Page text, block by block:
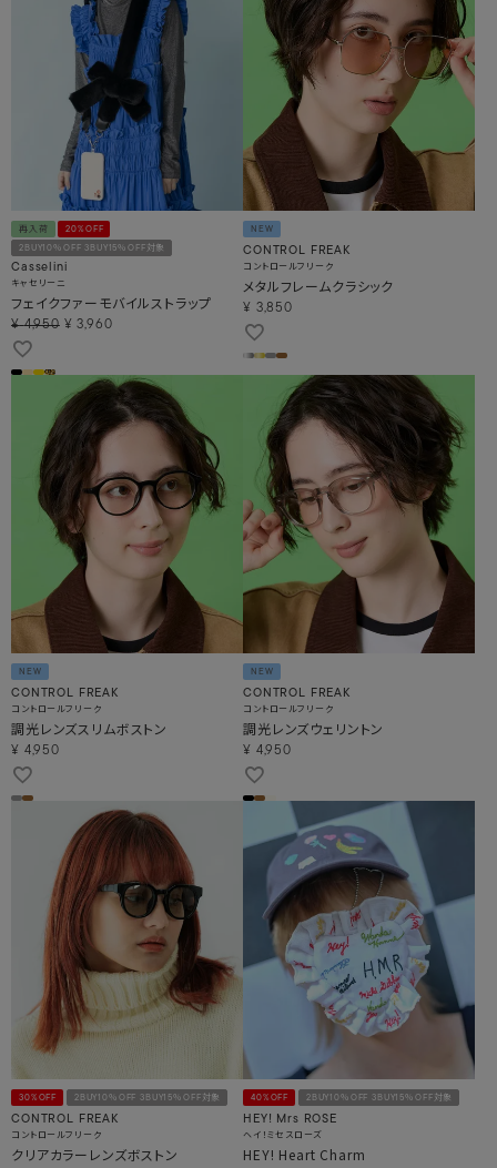
再入荷 20%OFF
2BUY10％OFF 3BUY15％OFF対象
Casselini
キャセリーニ
フェイクファーモバイルストラップ
¥ 4,950 ¥ 3,960
NEW
CONTROL FREAK
コントロールフリーク
メタルフレームクラシック
¥ 3,850
NEW
CONTROL FREAK
コントロールフリーク
調光レンズスリムボストン
¥ 4,950
NEW
CONTROL FREAK
コントロールフリーク
調光レンズウェリントン
¥ 4,950
30%OFF 2BUY10％OFF 3BUY15％OFF対象
CONTROL FREAK
コントロールフリーク
クリアカラーレンズボストン
40%OFF 2BUY10％OFF 3BUY15％OFF対象
HEY! Mrs ROSE
ヘイ！ミセスローズ
HEY! Heart Charm